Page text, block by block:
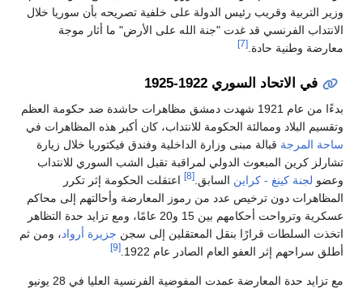
وزير التربية وقريب رئيس الدولة على خلفية تصريحه بأن سوريا خلال
الانتداب الفرنسي قد غدت "جنة الله على الأرض" ما أثار موجة
معارضة وطنية حادة. [7]
في الاتحاد السوري 1922-1925
بدءًا من عام 1921 شهدت دمشق مظاهرات حاشدة ضد حكومة العظم
وتقسيم البلاد وممالئة الحكومة للانتداب، كان أكبر هذه المظاهرات في
ساحة المرجة قبالة مبنى وزارة الداخلية وفندق فيكتوريا خلال زيارة
تشارلز كرين المبعوث الدولي لمراقبة تقبل الشب السوري للانتداب
وعضو لجنة كينغ - كراين السابق. [8]
اعتقلت الحكومة إثر تكرر
المظاهرات دون ترخيص عدد من رموز المعارضة وأحالتهم إلى محاكم
عسكرية وترواحت أحكامهم بين 15 و20 عامًا، ومع تزايد حدة التظاهر
اتخذت السلطات قرارًا بنقل المعتقلين إلى سجن جزيرة أرواد، ومن ثم
أطلق سراحهم إثر العفو العام الصادر عام 1922.
[9]
مع تزايد حدة المعارضة عمدت المفوضية الفرنسية العليا في 28 يونيو